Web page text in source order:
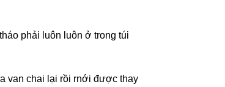
phải luôn luôn ở trong túi
van chai lại rồi rnới được thay